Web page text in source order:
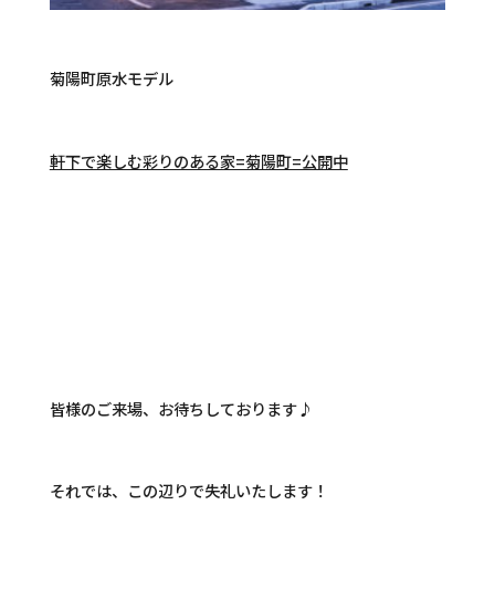
菊陽町原水モデル
軒下で楽しむ彩りのある家=菊陽町=公開中
皆様のご来場、お待ちしております♪
それでは、この辺りで失礼いたします！